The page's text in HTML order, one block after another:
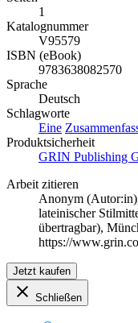
1
Katalognummer
V95579
ISBN (eBook)
9783638082570
Sprache
Deutsch
Schlagworte
Eine
Produktsicherheit
GRIN Publishing
Arbeit zitieren
Anonym (Autor:in)
lateinischer
übertragbar),
https://
Jetzt kaufen
Schließen